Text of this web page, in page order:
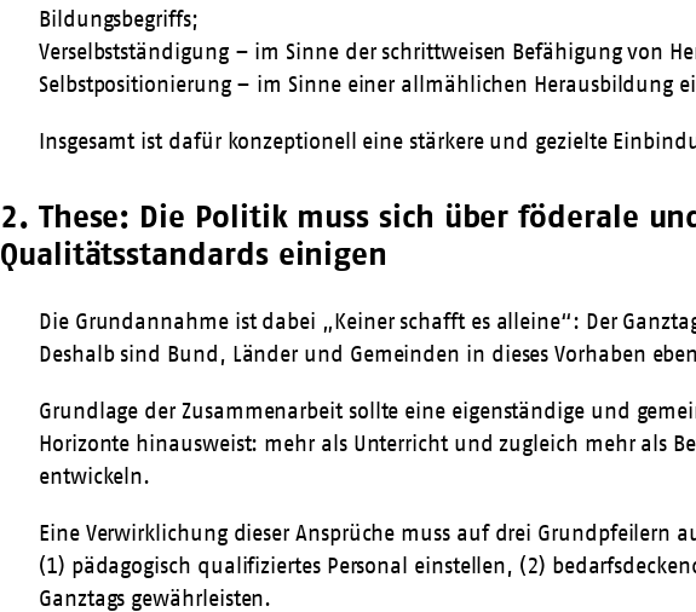
Bildungsbegriffs;
Verselbstständigung – im Sinne der schrittweisen Befähigung von
Selbstpositionierung – im Sinne einer allmählichen Herausbildung
Insgesamt ist dafür konzeptionell eine stärkere und gezielte
2. These: Die Politik muss sich über föderale
Qualitätsstandards einigen
Die Grundannahme ist dabei „Keiner schafft es alleine“: Der
Deshalb sind Bund, Länder und Gemeinden in dieses Vorhaben
Grundlage der Zusammenarbeit sollte eine eigenständige und
Horizonte hinausweist: mehr als Unterricht und zugleich mehr als
entwickeln.
Eine Verwirklichung dieser Ansprüche muss auf drei Grundpfeilern
(1) pädagogisch qualifiziertes Personal einstellen, (2)
Ganztags gewährleisten.